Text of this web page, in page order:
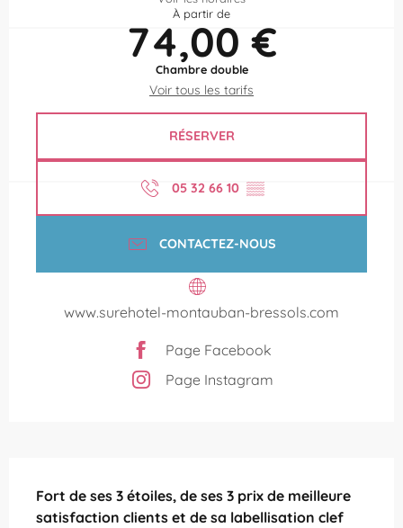
À partir de
74,00 €
Chambre double
Voir tous les tarifs
RÉSERVER
05 32 66 10 ▒▒
CONTACTEZ-NOUS
www.surehotel-montauban-bressols.com
Page Facebook
Page Instagram
Fort de ses 3 étoiles, de ses 3 prix de meilleure
satisfaction clients et de sa labellisation clef